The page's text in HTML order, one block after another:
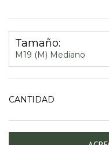
Tamaño:
M19 (M) Mediano
CANTIDAD